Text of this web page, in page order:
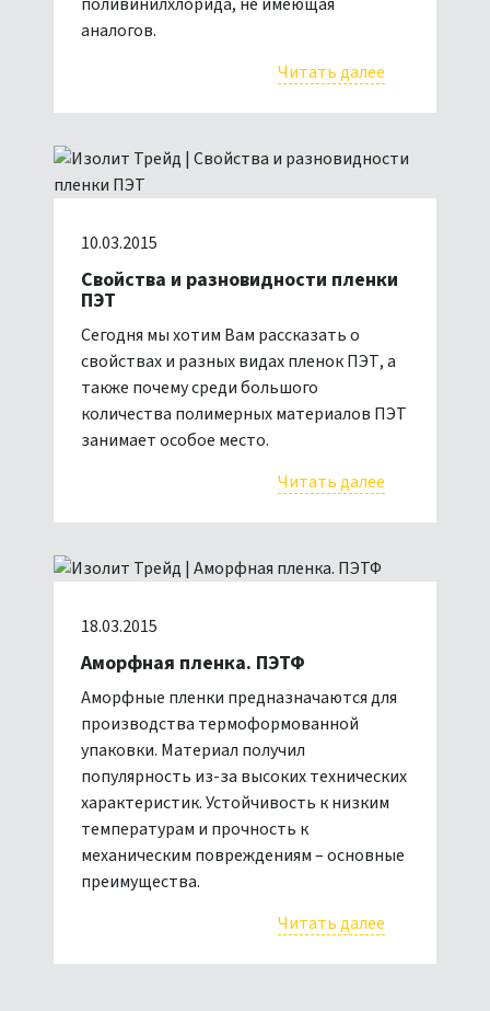
аналогов.
Читать далее
10.03.2015
Свойства и разновидности пленки
ПЭТ
Сегодня мы хотим Вам рассказать о
свойствах и разных видах пленок ПЭТ, а
также почему среди большого
количества полимерных материалов ПЭТ
занимает особое место.
Читать далее
18.03.2015
Аморфная пленка. ПЭТФ
Аморфные пленки предназначаются для
производства термоформованной
упаковки. Материал получил
популярность из-за высоких технических
характеристик. Устойчивость к низким
температурам и прочность к
механическим повреждениям – основные
преимущества.
Читать далее